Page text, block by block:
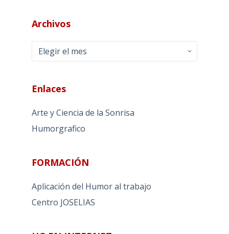
Archivos
Archivos
Enlaces
Arte y Ciencia de la Sonrisa
Humorgrafico
FORMACIÓN
Aplicación del Humor al trabajo
Centro JOSELIAS